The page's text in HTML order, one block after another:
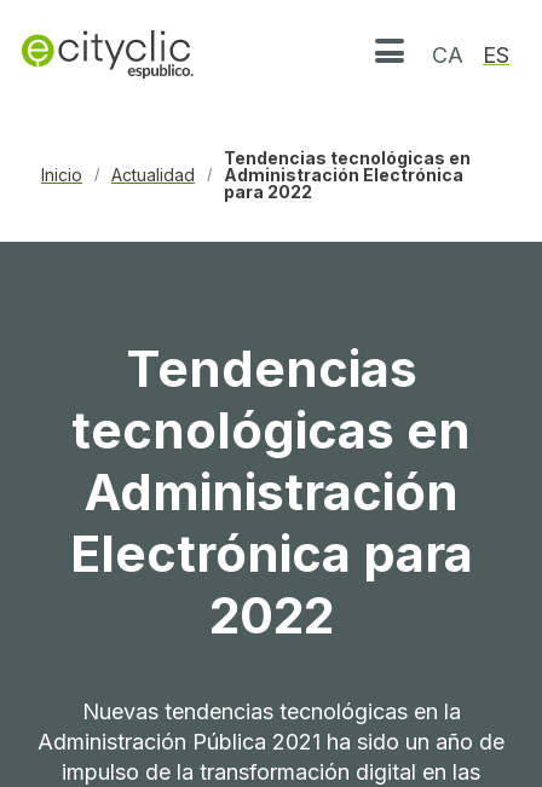
Abrir menú
CA ES
Inicio / Actualidad /
Tendencias tecnológicas en
Administración Electrónica
para 2022
Tendencias
tecnológicas en
Administración
Electrónica para
2022
Nuevas tendencias tecnológicas en la
Administración Pública 2021 ha sido un año de
impulso de la transformación digital en las